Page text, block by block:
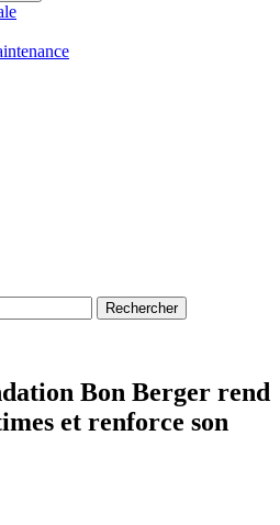
Bon Berger rend
et renforce son